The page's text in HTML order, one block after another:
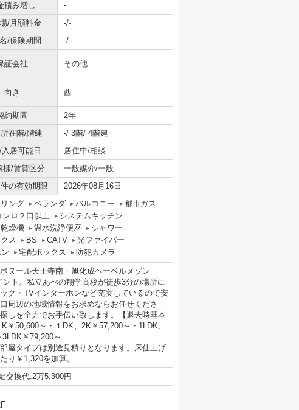
積み増し
-
/月額料金
-/-
/保険期間 -/-
証会社 その他
向き 西
約期間
2年
在階/階建
-/ 3階/ 4階建
居可能日
居住中/相談
様/賃貸区分
一般媒介/一般
の有効期限 2026年08月16日
ング ベランダ バルコニー
都市ガス
ンロ２口以上
システムキッチン
燥機 温水洗浄便座
シャワー
ス BS CATV
光ファイバー
宅配ボックス 防犯カメラ
ヌール天王寺南・旭化成ヘーベルメゾン
ト。私立あべの翔学高校が徒歩3分の場所に
ク・TVインターホンなど充実しているので安
周辺の地域情報をお求めならお任せくださ
しを全力でお手伝い致します。【退去時基本
￥50,600～・１DK、2K￥57,200～・1LDK、
￥79,200～
屋タイプは別途見積りとなります。床仕上げ
り￥1,320を加算。
交換代:2万5,300円